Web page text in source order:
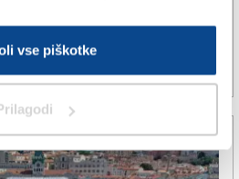
vse piškotke
| 12:48